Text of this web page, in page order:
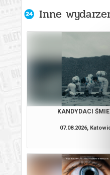
Inne
KANDYDACI
07.08.2026,